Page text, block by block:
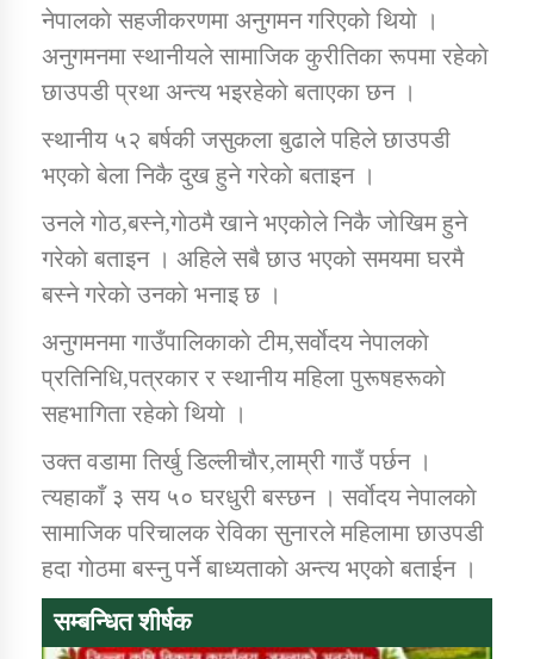
कार्यक्रम कार्यान्वयन एकाई जुम्लाको सुचना
कर्णाली प्राविधि शिक्षालय जुम्लाको सुचना
तातोपानी गाउँपालिकाको न्यायिक समिति सम्बन्धी सन्देश
तातोपानी गाउँपालिका जुम्लाको महिला तथा लैङ्गिक हिंसा
सम्बन्धी सूचना सन्देश
तातोपानी गाउँपालिका जुम्लाको महिनावारी सम्बन्धिकाे
सन्देश
नेपालकाे सहजीकरणमा अनुगमन गरिएको थियाे ।
अनुगमनमा स्थानीयले सामाजिक कुरीतिका रूपमा रहेकाे
छाउपडी प्रथा अन्त्य भइरहेकाे बताएका छन ।
स्थानीय ५२ बर्षकी जसुकला बुढाले पहिले छाउपडी
भएको बेला निकै दुख हुने गरेकाे बताइन ।
उनले गाेठ,बस्ने,गाेठमै खाने भएकोले निकै जाेखिम हुने
गरेकाे बताइन । अहिले सबै छाउ भएको समयमा घरमै
बस्ने गरेकाे उनकाे भनाइ छ ।
अनुगमनमा गाउँपालिकाकाे टीम,सर्वाेदय नेपालकाे
प्रतिनिधि,पत्रकार र स्थानीय महिला पुरूषहरूकाे
सहभागिता रहेकाे थियाे ।
उक्त वडामा तिर्खु डिल्लीचाैर,लाम्री गाउँ पर्छन ।
त्यहाकाँ ३ सय ५० घरधुरी बस्छन । सर्वाेदय नेपालकाे
सामाजिक परिचालक रेविका सुनारले महिलामा छाउपडी
हदा गाेठमा बस्नु पर्ने बाध्यताकाे अन्त्य भएको बताईन ।
सम्बन्धित शीर्षक